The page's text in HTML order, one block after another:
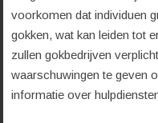
voorkomen dat individuen
gokken, wat kan leiden tot
zullen gokbedrijven
waarschuwingen te geven
informatie over